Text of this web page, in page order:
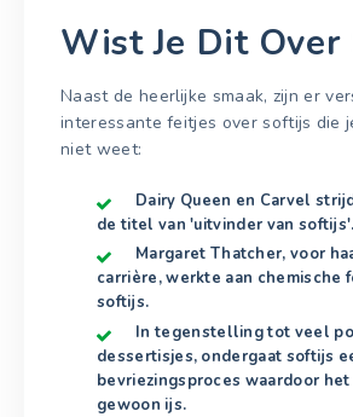
Wist Je Dit Over
Naast de heerlijke smaak, zijn er
interessante feitjes over softijs die
niet weet:
Dairy Queen en Carvel
de titel van 'uitvinder van softijs'.
Margaret Thatcher, voor
carrière, werkte aan chemische
softijs.
In tegenstelling tot veel
dessertisjes, ondergaat softijs
bevriezingsproces waardoor
gewoon ijs.